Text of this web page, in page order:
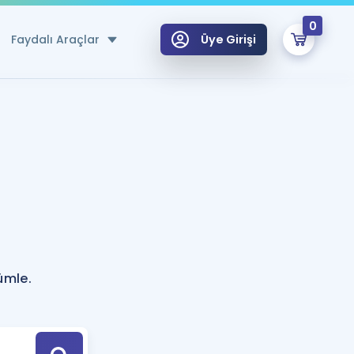
Faydalı Araçlar
Hesaplama Aracı
için Öneriler
Tek Takvimde
Üye Girişi
0